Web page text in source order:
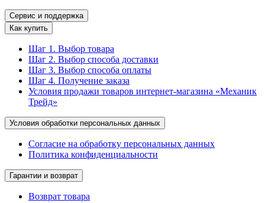
Сервис и поддержка
Как купить
Шаг 1. Выбор товара
Шаг 2. Выбор способа доставки
Шаг 3. Выбор способа оплаты
Шаг 4. Получение заказа
Условия продажи товаров интернет-магазина «Механик
Трейд»
Условия обработки персональных данных
Согласие на обработку персональных данных
Политика конфиденциальности
Гарантии и возврат
Возврат товара